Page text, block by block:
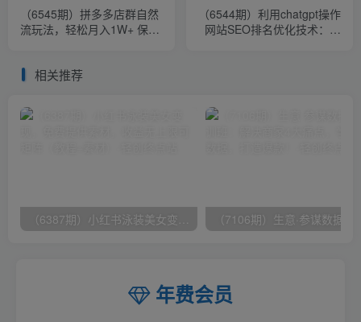
（6545期）拼多多店群自然
流玩法，轻松月入1W+ 保姆
（6544期）利用chatgpt操作
网站SEO排名优化技术：实
相关推荐
（6387期）小红书泳装美女变现，免费提供素材，收益无上限可矩阵（教程+素材）
年费会员